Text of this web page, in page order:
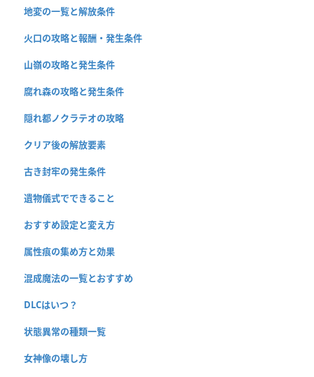
地変の一覧と解放条件
火口の攻略と報酬・発生条件
山嶺の攻略と発生条件
腐れ森の攻略と発生条件
隠れ都ノクラテオの攻略
クリア後の解放要素
古き封牢の発生条件
遺物儀式でできること
おすすめ設定と変え方
属性痕の集め方と効果
混成魔法の一覧とおすすめ
DLCはいつ？
状態異常の種類一覧
女神像の壊し方